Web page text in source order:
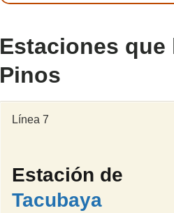
Estaciones que
Pinos
Línea 7
Estación de
Tacubaya